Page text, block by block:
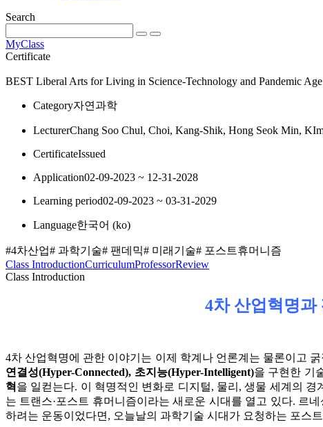
Search
MyClass
Certificate
BEST Liberal Arts for Living in Science-Technology and Pandemic Age
Category자연과학
LecturerChang Soo Chul, Choi, Kang-Shik, Hong Seok Min,
CertificateIssued
Application02-09-2023 ~ 12-31-2028
Learning period02-09-2023 ~ 03-31-2029
Language한국어 ‎(ko)‎
#4차산업# 과학기술# 팬데믹# 미래기술# 포스트휴머니즘
Class IntroductionCurriculumProfessorReview
Class Introduction
4차 산업혁명과
4차 산업혁명에 관한 이야기는 이제 학계나 언론계는 물론이고
연결성(Hyper-Connected), 초지능(Hyper-Intelligent)을 구현한 기
혁 을 일컫는다. 이 혁명적인 변화로 디지털, 물리, 생물 세계의
는 트랜스·포스트 휴머니즘이라는 새로운 시대를 열고 있다. 르
하려는 운동이었다면, 오늘날의 과학기술 시대가 요청하는 포스